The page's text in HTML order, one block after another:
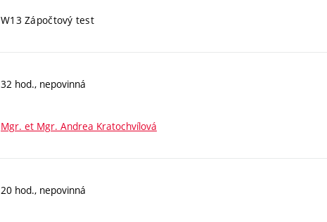
W13 Zápočtový test
32 hod., nepovinná
Mgr. et Mgr. Andrea Kratochvílová
20 hod., nepovinná